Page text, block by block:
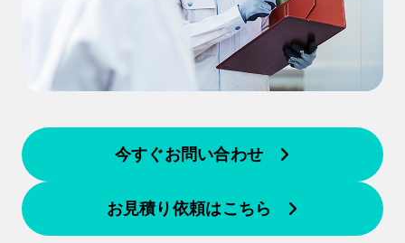
今すぐお問い合わせ
お見積り依頼はこちら